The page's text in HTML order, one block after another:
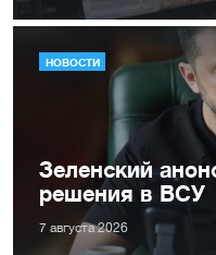
НОВОСТИ
Зеленский
решения в ВСУ
7 августа 2026